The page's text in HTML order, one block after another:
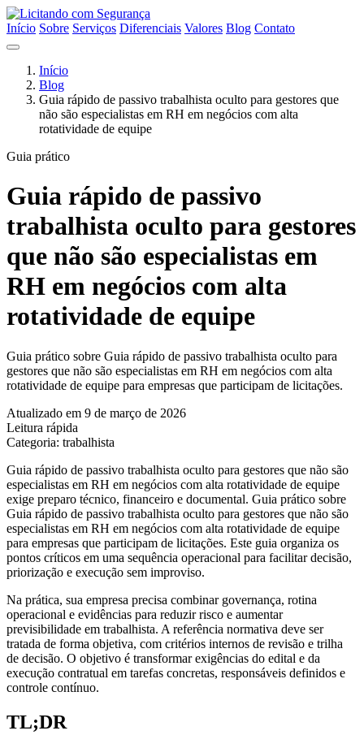
Início Sobre Serviços Diferenciais Valores Blog Contato
Início
Blog
Guia rápido de passivo trabalhista oculto para gestores que
não são especialistas em RH em negócios com alta
rotatividade de equipe
Guia prático
Guia rápido de passivo
trabalhista oculto para gestores
que não são especialistas em
RH em negócios com alta
rotatividade de equipe
Guia prático sobre Guia rápido de passivo trabalhista oculto para
gestores que não são especialistas em RH em negócios com alta
rotatividade de equipe para empresas que participam de licitações.
Atualizado em 9 de março de 2026
Leitura rápida
Categoria: trabalhista
Guia rápido de passivo trabalhista oculto para gestores que não são
especialistas em RH em negócios com alta rotatividade de equipe
exige preparo técnico, financeiro e documental. Guia prático sobre
Guia rápido de passivo trabalhista oculto para gestores que não são
especialistas em RH em negócios com alta rotatividade de equipe
para empresas que participam de licitações. Este guia organiza os
pontos críticos em uma sequência operacional para facilitar decisão,
priorização e execução sem improviso.
Na prática, sua empresa precisa combinar governança, rotina
operacional e evidências para reduzir risco e aumentar
previsibilidade em trabalhista. A referência normativa deve ser
tratada de forma objetiva, com critérios internos de revisão e trilha
de decisão. O objetivo é transformar exigências do edital e da
execução contratual em tarefas concretas, responsáveis definidos e
controle contínuo.
TL;DR